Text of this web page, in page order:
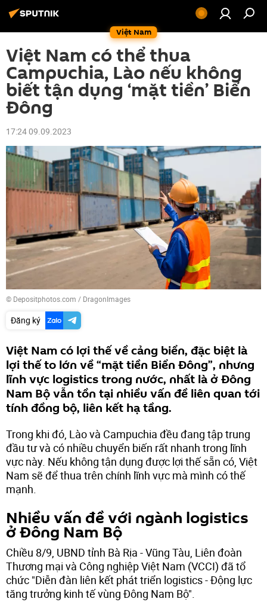
Việt Nam
Việt Nam có thể thua
Campuchia, Lào nếu không
biết tận dụng ‘mặt tiền’ Biển
Đông
17:24 09.09.2023
© Depositphotos.com / DragonImages
Đăng ký
Việt Nam có lợi thế về cảng biển, đặc biệt là
lợi thế to lớn về “mặt tiền Biển Đông”, nhưng
lĩnh vực logistics trong nước, nhất là ở Đông
Nam Bộ vẫn tồn tại nhiều vấn đề liên quan tới
tính đồng bộ, liên kết hạ tầng.
Trong khi đó, Lào và Campuchia đều đang tập trung
đầu tư và có nhiều chuyển biến rất nhanh trong lĩnh
vực này. Nếu không tận dụng được lợi thế sẵn có, Việt
Nam sẽ để thua trên chính lĩnh vực mà mình có thế
mạnh.
Nhiều vấn đề với ngành logistics
ở Đông Nam Bộ
Chiều 8/9, UBND tỉnh Bà Rịa - Vũng Tàu, Liên đoàn
Thương mại và Công nghiệp Việt Nam (VCCI) đã tổ
chức "Diễn đàn liên kết phát triển logistics - Động lực
tăng trưởng kinh tế vùng Đông Nam Bộ".